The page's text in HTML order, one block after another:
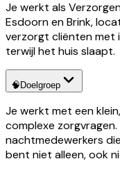
Je werkt als
Esdoorn en Brink,
verzorgt cliënten met
terwijl het huis slaapt.
🧠 Doelgroep
Je werkt met een
complexe
nachtmedewerkers
bent niet alleen, ook